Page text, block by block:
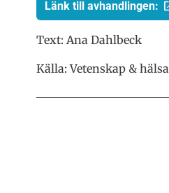
Länk till avhandlingen:
Text: Ana Dahlbeck
Källa: Vetenskap & hälsa